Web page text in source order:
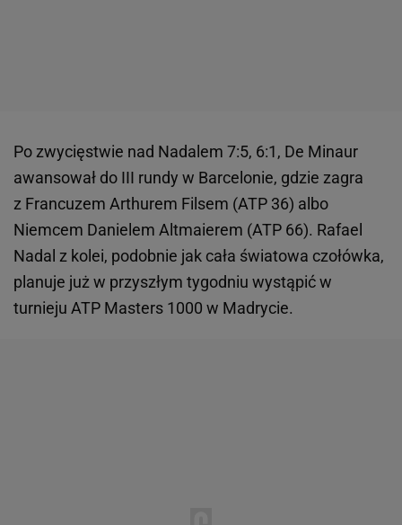
Po zwycięstwie nad Nadalem 7:5, 6:1, De Minaur
awansował do III rundy w Barcelonie, gdzie zagra
z Francuzem Arthurem Filsem (ATP 36) albo
Niemcem Danielem Altmaierem (ATP 66). Rafael
Nadal z kolei, podobnie jak cała światowa czołówka,
planuje już w przyszłym tygodniu wystąpić w
turnieju ATP Masters 1000 w Madrycie.